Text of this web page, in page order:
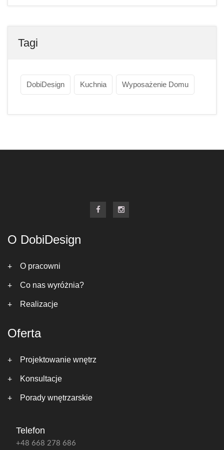
Tagi
DobiDesign Kuchnia Wyposażenie Domu
O DobiDesign
O pracowni
Co nas wyróżnia?
Realizacje
Oferta
Projektowanie wnętrz
Konsultacje
Porady wnętrzarskie
Telefon
+48 668 278 686